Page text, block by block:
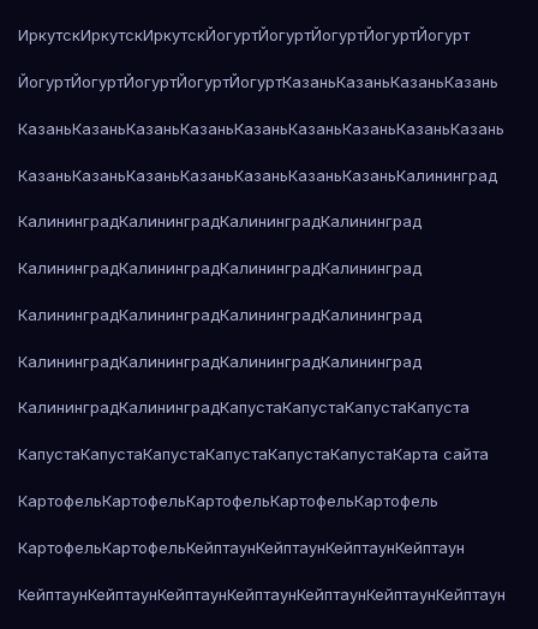
ИркутскИркутскИркутскЙогуртЙогуртЙогуртЙогуртЙогурт
ЙогуртЙогуртЙогуртЙогуртЙогуртКазаньКазаньКазаньКазань
КазаньКазаньКазаньКазаньКазаньКазаньКазаньКазаньКазань
КазаньКазаньКазаньКазаньКазаньКазаньКазаньКалининград
КалининградКалининградКалининградКалининград
КалининградКалининградКалининградКалининград
КалининградКалининградКалининградКалининград
КалининградКалининградКалининградКалининград
КалининградКалининградКапустаКапустаКапустаКапуста
КапустаКапустаКапустаКапустаКапустаКапустаКарта сайта
КартофельКартофельКартофельКартофельКартофель
КартофельКартофельКейптаунКейптаунКейптаунКейптаун
КейптаунКейптаунКейптаунКейптаунКейптаунКейптаунКейптаун